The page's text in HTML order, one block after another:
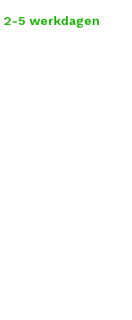
5 werkdagen